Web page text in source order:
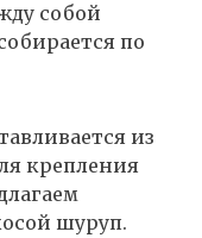
собой
по
из
крепления
шуруп.